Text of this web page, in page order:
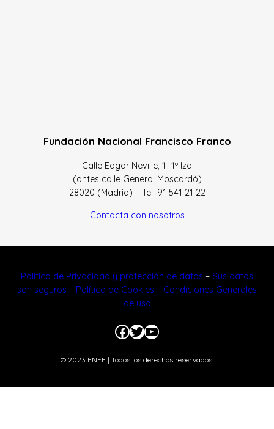
Fundación Nacional Francisco Franco
Calle Edgar Neville, 1 -1º Izq
(antes calle General Moscardó)
28020 (Madrid) – Tel. 91 541 21 22
Contacta con nosotros
Política de Privacidad y protección de datos – Sus datos
son seguros – Política de Cookies – Condiciones Generales
de uso
Facebook
Twitter
YouTube
© 2023 FNFF | Todos los derechos reservados.